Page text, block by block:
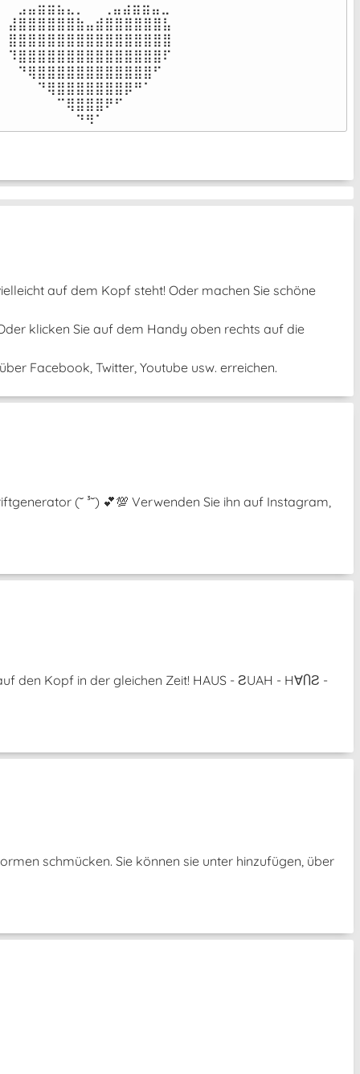
⠀⣠⣤⣶⣶⣦⣄⡀  ⠀⢀⣤⣴⣶⣶⣤⣀⠀
⣼⣿⣿⣿⣿⣿⣿⣷⣤⣾⣿⣿⣿⣿⣿⣿⣧
⣿⣿⣿⣿⣿⣿⣿⣿⣿⣿⣿⣿⣿⣿⣿⣿⣿
⠹⣿⣿⣿⣿⣿⣿⣿⣿⣿⣿⣿⣿⣿⣿⣿⠏
⠀⠙⢿⣿⣿⣿⣿⣿⣿⣿⣿⣿⣿⣿⣿⠋⠀
⠀⠀⠀⠙⢿⣿⣿⣿⣿⣿⣿⣿⡿⠛⠁⠀⠀
⠀⠀⠀⠀⠀⠉⢿⣿⣿⣿⠟⠋⠀⠀⠀⠀⠀
⠀⠀⠀⠀⠀⠀⠀⠙⠻⠁⠀⠀⠀⠀⠀⠀⠀⠀⠀⠀⠀⠀⠀
auf dem Kopf steht! Oder machen Sie schöne
klicken Sie auf dem Handy oben rechts auf die
Facebook, Twitter, Youtube usw. erreichen.
(˘ ³˘) 💕💯 Verwenden Sie ihn auf Instagram,
den Kopf in der gleichen Zeit! HAUS - ƧUAH - H∀ႶƧ -
schmücken. Sie können sie unter hinzufügen, über